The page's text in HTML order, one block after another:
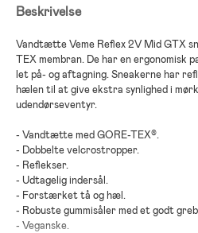
Beskrivelse
Vandtætte Veme Reflex 2V Mid GTX
TEX membran. De har en ergonomisk
let på- og aftagning. Sneakerne har
hælen til at give ekstra synlighed i
udendørseventyr.
- Vandtætte med GORE-TEX®.
- Dobbelte velcrostropper.
- Reflekser.
- Udtagelig indersål.
- Forstærket tå og hæl.
- Robuste gummisåler med et godt
- Veganske.